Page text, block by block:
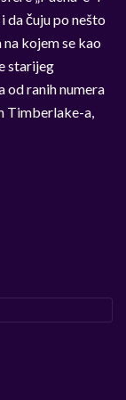
da čuju po nešto
kojem se kao
starijeg
od ranih numera
Timberlake-a,